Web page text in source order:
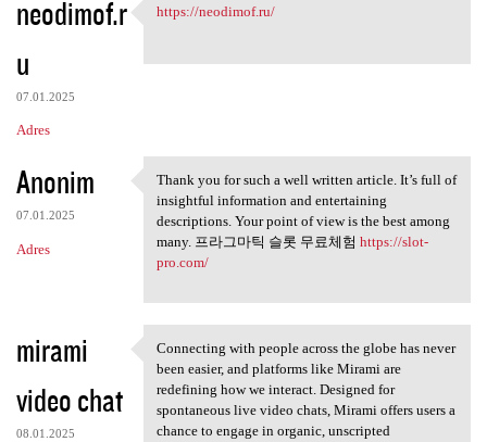
neodimof.r
u
07.01.2025
Adres
https://neodimof.ru/
https://neodimof.ru/
Anonim
07.01.2025
Adres
Thank you for such a well
Thank you for such a well written article. It’s full of
insightful information and entertaining
descriptions. Your point of view is the best among
many. 프라그마틱 슬롯 무료체험 https://slot-
pro.com/
mirami
video chat
08.01.2025
Connecting with people across
Connecting with people across the globe has never
been easier, and platforms like Mirami are
redefining how we interact. Designed for
spontaneous live video chats, Mirami offers users a
chance to engage in organic, unscripted